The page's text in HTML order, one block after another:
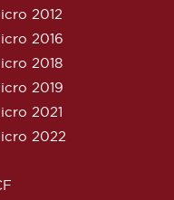
2012
2016
2018
2019
2021
2022